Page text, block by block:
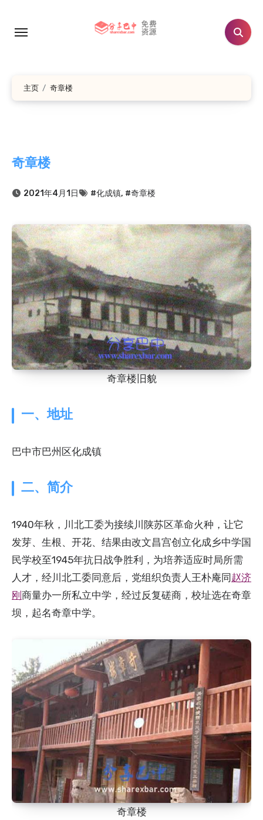
主页 奇章楼
奇章楼
2021年4月1日 #化成镇, #奇章楼
奇章楼旧貌
一、地址
巴中市巴州区化成镇
二、简介
1940年秋，川北工委为接续川陕苏区革命火种，让它
发芽、生根、开花、结果由改文昌宫创立化成乡中学国
民学校至1945年抗日战争胜利，为培养适应时局所需
人才，经川北工委同意后，党组织负责人王朴庵同赵济
刚商量办一所私立中学，经过反复磋商，校址选在奇章
坝，起名奇章中学。
奇章楼